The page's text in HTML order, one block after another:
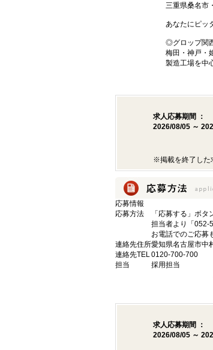
三重県桑名市
あなたにピッ
◎グロップ関
梅田・神戸・
製造工場を中
求人応募期間 ：
2026/08/05 ～
※掲載を終了した
応募情報
応募方法
「応募する」ボタ
担当者より「052-
お電話でのご応募
連絡先住所愛知県名古屋市中
連絡先TEL0120-700-700
担当
採用担当
求人応募期間 ：
2026/08/05 ～